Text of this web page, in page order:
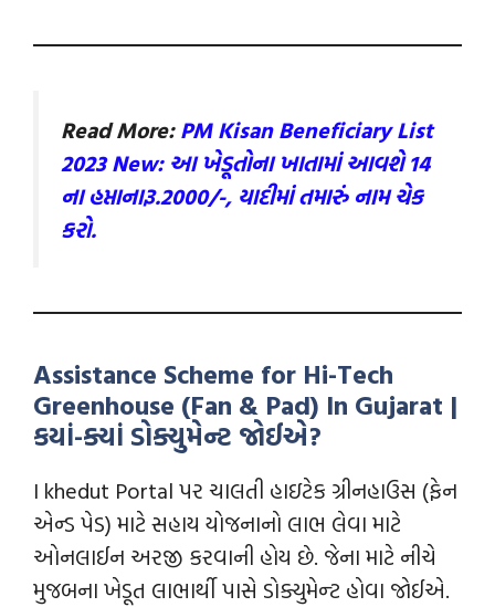
Read More:PM Kisan Beneficiary List
2023 New: આ ખેડૂતોના ખાતામાં આવશે 14
ના હપ્તાનારૂ.2000/-, યાદીમાં તમારું નામ ચેક
કરો.
Assistance Scheme for Hi-Tech
Greenhouse (Fan & Pad) In Gujarat |
કયાં-ક્યાં ડોક્યુમેન્‍ટ જોઈએ?
I khedut Portal પર ચાલતી હાઇટેક ગ્રીનહાઉસ (ફેન
એન્ડ પેડ) માટે સહાય યોજનાનો લાભ લેવા માટે
ઓનલાઈન અરજી કરવાની હોય છે. જેના માટે નીચે
મુજબના ખેડૂત લાભાર્થી પાસે ડોક્યુમેન્‍ટ હોવા જોઈએ.